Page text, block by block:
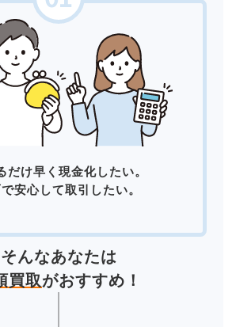
だけ早く現金化したい。
安心して取引したい。
そんなあなたは
買取がおすすめ！